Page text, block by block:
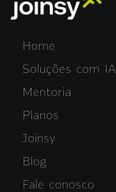
Home
Soluções com IA
Mentoria
Planos
Joinsy
Blog
Fale conosco